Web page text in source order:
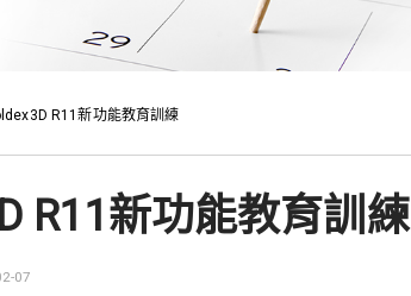
R11新功能教育訓練
R11新功能教育訓練
07